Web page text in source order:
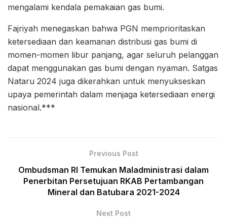
mengalami kendala pemakaian gas bumi.
Fajriyah menegaskan bahwa PGN memprioritaskan
ketersediaan dan keamanan distribusi gas bumi di
momen-momen libur panjang, agar seluruh pelanggan
dapat menggunakan gas bumi dengan nyaman. Satgas
Nataru 2024 juga dikerahkan untuk menyukseskan
upaya pemerintah dalam menjaga ketersediaan energi
nasional.***
Previous Post
Ombudsman RI Temukan Maladministrasi dalam
Penerbitan Persetujuan RKAB Pertambangan
Mineral dan Batubara 2021-2024
Next Post